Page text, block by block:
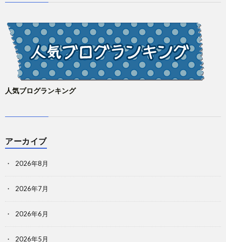
人気ブログランキング
アーカイブ
2026年8月
2026年7月
2026年6月
2026年5月